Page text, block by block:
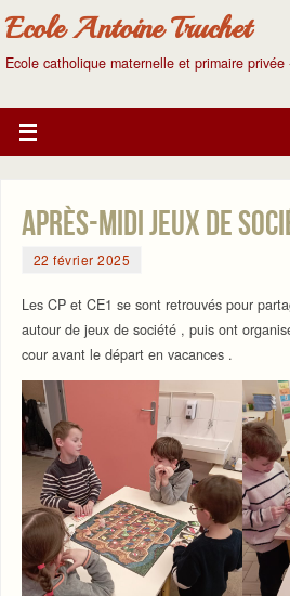
Ecole Antoine Truchet
Ecole catholique maternelle et primaire privée
Après-midi jeux de
22 février 2025
Les CP et CE1 se sont retrouvés pour
autour de jeux de société , puis ont
cour avant le départ en vacances .